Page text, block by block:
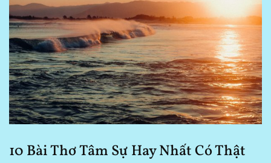
10 Bài Thơ Tâm Sự Hay Nhất Có Thật